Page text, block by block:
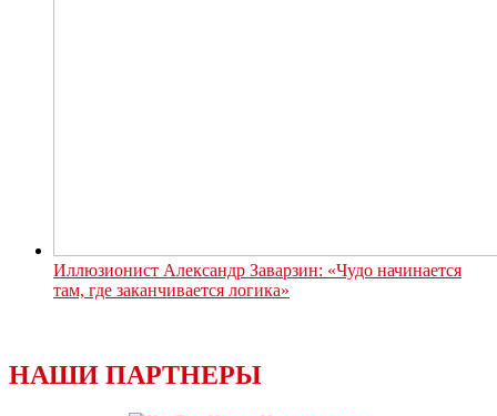
Иллюзионист Александр Заварзин: «Чудо начинается
там, где заканчивается логика»
НАШИ ПАРТНЕРЫ